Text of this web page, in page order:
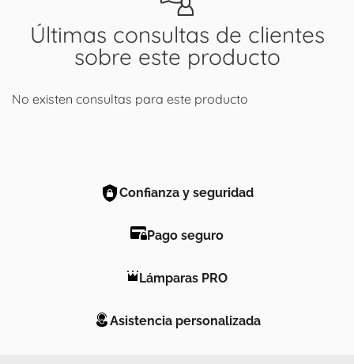
Últimas consultas de clientes
sobre este producto
No existen consultas para este producto
Confianza y seguridad
Pago seguro
Lámparas PRO
Asistencia personalizada